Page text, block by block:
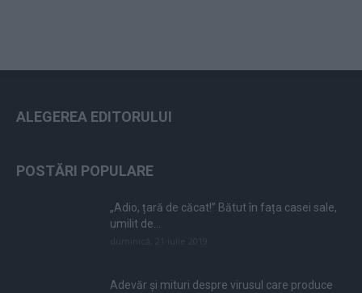
ALEGEREA EDITORULUI
POSTĂRI POPULARE
„Adio, țară de căcat!” Bătut în fața casei sale,
umilit de...
Adevăr și mituri despre virusul care produce